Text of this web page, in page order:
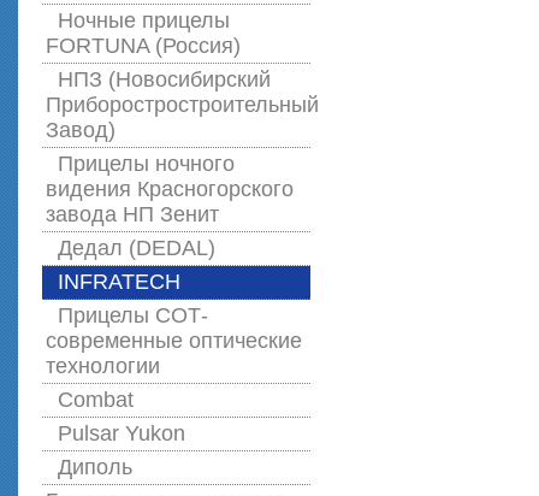
Ночные прицелы
FORTUNA (Россия)
НПЗ (Новосибирский
Приборостростроительный
Завод)
Прицелы ночного
видения Красногорского
завода НП Зенит
Дедал (DEDAL)
INFRATECH
Прицелы СОТ-
современные оптические
технологии
Combat
Pulsar Yukon
Диполь